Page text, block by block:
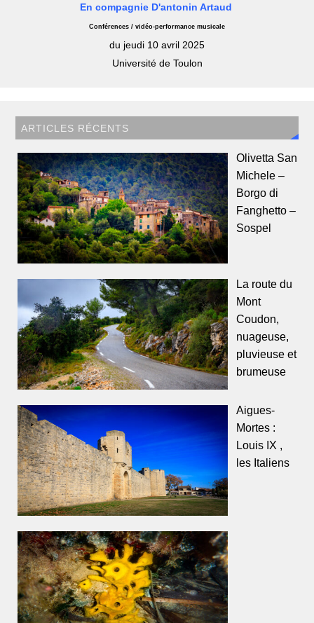
En compagnie D'antonin Artaud
Conférences / vidéo-performance musicale
du jeudi 10 avril 2025
Université de Toulon
ARTICLES RÉCENTS
Olivetta San
Michele –
Borgo di
Fanghetto –
Sospel
La route du
Mont
Coudon,
nuageuse,
pluvieuse et
brumeuse
Aigues-
Mortes :
Louis IX ,
les Italiens